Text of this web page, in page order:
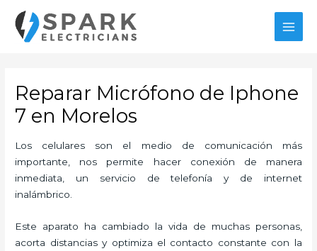
contenido
Reparar Micrófono de Iphone
7 en Morelos
Los celulares son el medio de comunicación más
importante, nos permite hacer conexión de manera
inmediata, un servicio de telefonía y de internet
inalámbrico.
Este aparato ha cambiado la vida de muchas personas,
acorta distancias y optimiza el contacto constante con la